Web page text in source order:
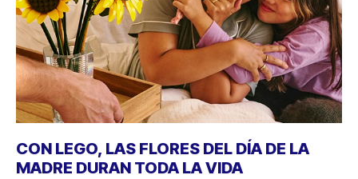
CON LEGO, LAS FLORES DEL DÍA DE LA
MADRE DURAN TODA LA VIDA